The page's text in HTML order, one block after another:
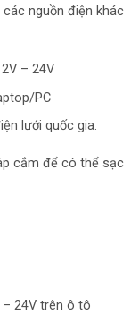
nguồn điện khác
– 24V
PC
lưới quốc gia.
cắm để có thể sạc
– 24V trên ô tô